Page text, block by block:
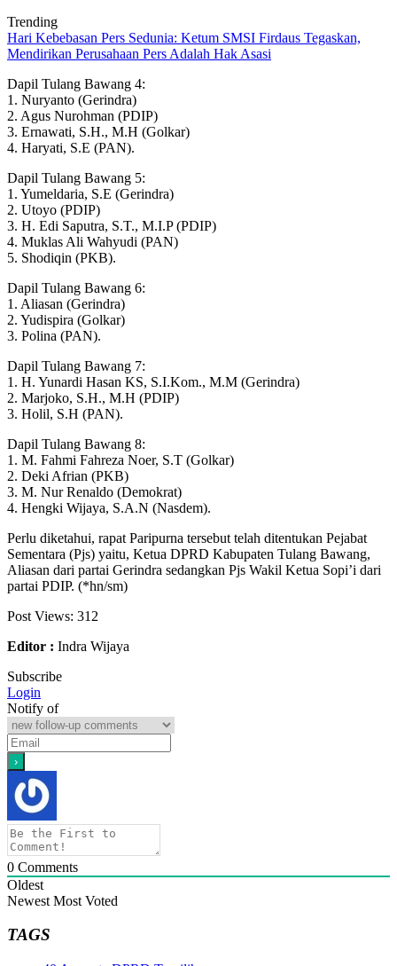
Trending
Hari Kebebasan Pers Sedunia: Ketum SMSI Firdaus Tegaskan,
Mendirikan Perusahaan Pers Adalah Hak Asasi
Dapil Tulang Bawang 4:
1. Nuryanto (Gerindra)
2. Agus Nurohman (PDIP)
3. Ernawati, S.H., M.H (Golkar)
4. Haryati, S.E (PAN).
Dapil Tulang Bawang 5:
1. Yumeldaria, S.E (Gerindra)
2. Utoyo (PDIP)
3. H. Edi Saputra, S.T., M.I.P (PDIP)
4. Muklas Ali Wahyudi (PAN)
5. Shodiqin (PKB).
Dapil Tulang Bawang 6:
1. Aliasan (Gerindra)
2. Yudispira (Golkar)
3. Polina (PAN).
Dapil Tulang Bawang 7:
1. H. Yunardi Hasan KS, S.I.Kom., M.M (Gerindra)
2. Marjoko, S.H., M.H (PDIP)
3. Holil, S.H (PAN).
Dapil Tulang Bawang 8:
1. M. Fahmi Fahreza Noer, S.T (Golkar)
2. Deki Afrian (PKB)
3. M. Nur Renaldo (Demokrat)
4. Hengki Wijaya, S.A.N (Nasdem).
Perlu diketahui, rapat Paripurna tersebut telah ditentukan Pejabat
Sementara (Pjs) yaitu, Ketua DPRD Kabupaten Tulang Bawang,
Aliasan dari partai Gerindra sedangkan Pjs Wakil Ketua Sopi’i dari
partai PDIP. (*hn/sm)
Post Views: 312
Editor : Indra Wijaya
Subscribe
Login
Notify of
0 Comments
Oldest
Newest Most Voted
TAGS